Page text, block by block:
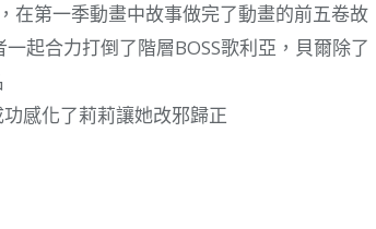
在第一季動畫中故事做完了動畫的前五卷故
起合力打倒了階層BOSS歌利亞，貝爾除了
感化了莉莉讓她改邪歸正